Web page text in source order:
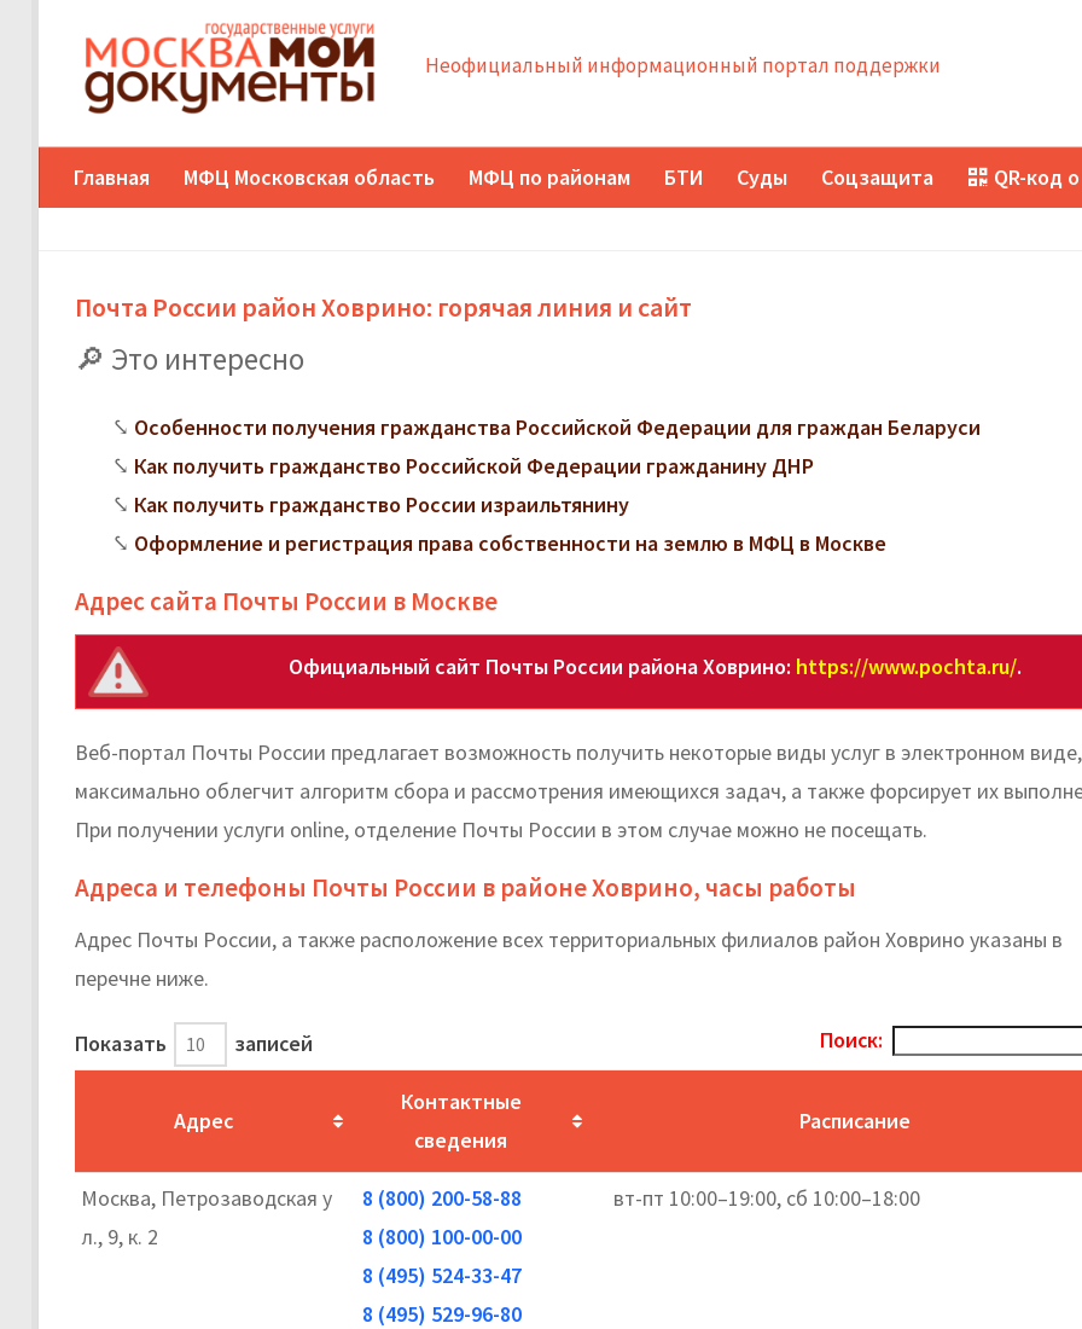
Неофициальный информационный портал поддержки
Главная МФЦ Московская область МФЦ по районам БТИ Суды Соцзащита QR-код
Почта России район Ховрино: горячая линия и сайт
Это интересно
Особенности получения гражданства Российской Федерации для граждан Беларуси
Как получить гражданство Российской Федерации гражданину ДНР
Как получить гражданство России израильтянину
Оформление и регистрация права собственности на землю в МФЦ в Москве
Адрес сайта Почты России в Москве
Официальный сайт Почты России района Ховрино: https://www.pochta.ru/.
Веб-портал Почты России предлагает возможность получить некоторые виды услуг в электронном
максимально облегчит алгоритм сбора и рассмотрения имеющихся задач, а также форсирует их
При получении услуги online, отделение Почты России в этом случае можно не посещать.
Адреса и телефоны Почты России в районе Ховрино, часы работы
Адрес Почты России, а также расположение всех территориальных филиалов район Ховрино указаны в
перечне ниже.
Показать записей Поиск:
Адрес
Контактные
сведения
Расписание
Москва, Петрозаводская у
л., 9, к. 2
8 (800) 200-58-88
8 (800) 100-00-00
8 (495) 524-33-47
8 (495) 529-96-80
вт-пт 10:00–19:00, сб 10:00–18:00